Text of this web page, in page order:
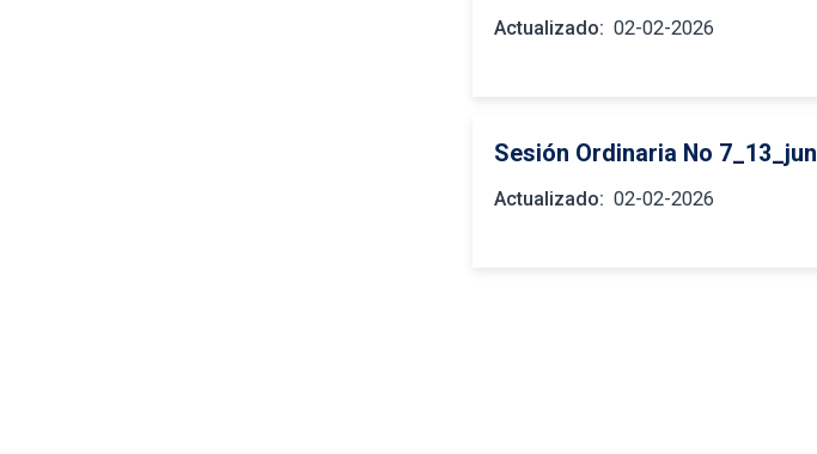
Actualizado: 02-02-2026
Sesión Ordinaria No
Actualizado: 02-02-2026